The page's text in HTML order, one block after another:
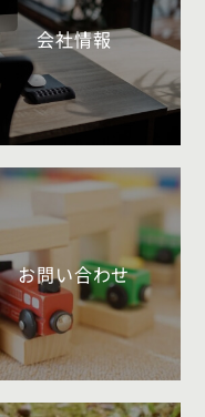
会社情報
お問い合わせ